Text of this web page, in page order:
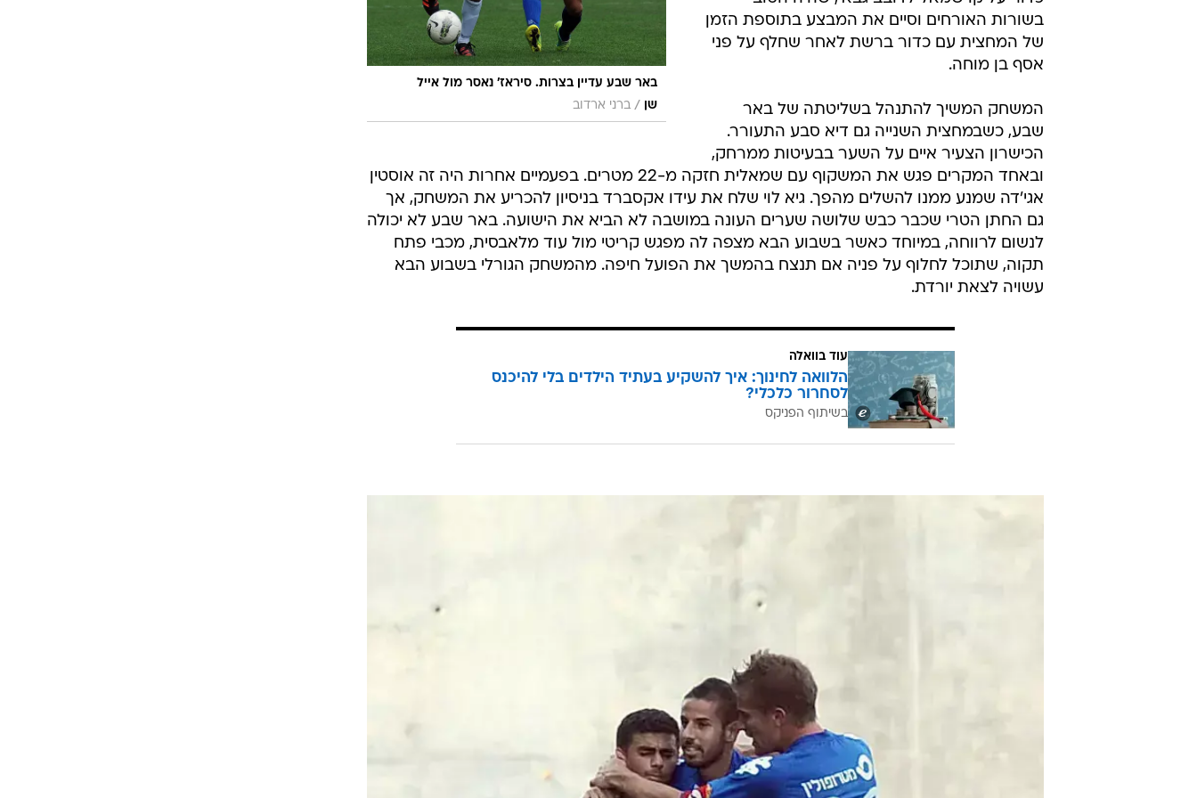
באר שבע עדיין בצרות. סיראז' נאסר מול אייל
שן
/ ברני ארדוב
בשורות האורחים וסיים את המבצע בתוספת הזמן
של המחצית עם כדור ברשת לאחר שחלף על פני
אסף בן מוחה.
המשחק המשיך להתנהל בשליטתה של באר
שבע, כשבמחצית השנייה גם דיא סבע התעורר.
הכישרון הצעיר איים על השער בבעיטות ממרחק,
ובאחד המקרים פגש את המשקוף עם שמאלית חזקה מ-22 מטרים. בפעמיים אחרות היה זה אוסטין
אגי'דה שמנע ממנו להשלים מהפך. גיא לוי שלח את עידו אקסברד בניסיון להכריע את המשחק, אך
גם החתן הטרי שכבר כבש שלושה שערים העונה במושבה לא הביא את הישועה. באר שבע לא יכולה
לנשום לרווחה, במיוחד כאשר בשבוע הבא מצפה לה מפגש קריטי מול עוד מלאבסית, מכבי פתח
תקוה, שתוכל לחלוף על פניה אם תנצח בהמשך את הפועל חיפה. מהמשחק הגורלי בשבוע הבא
עשויה לצאת יורדת.
עוד בוואלה
הלוואה לחינוך: איך להשקיע בעתיד הילדים בלי להיכנס
לסחרור כלכלי?
בשיתוף הפניקס